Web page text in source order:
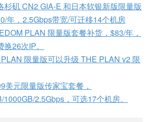
杉矶 CN2 GIA-E 和日本软银新版限量版
年，2.5Gbps带宽/可迁移14个机房
PLAN 限量版套餐补货，$83/年，
26次IP。
限量版可以升级 THE PLAN v2 限
美元限量版传家宝套餐，
2.5Gbps，可选17个机房。